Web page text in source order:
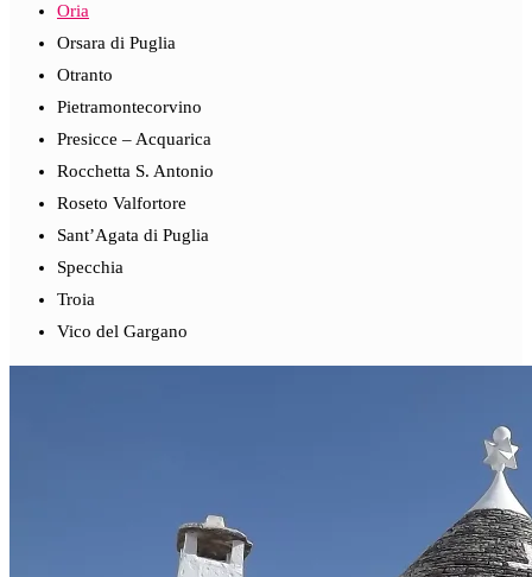
Oria
Orsara di Puglia
Otranto
Pietramontecorvino
Presicce – Acquarica
Rocchetta S. Antonio
Roseto Valfortore
Sant’Agata di Puglia
Specchia
Troia
Vico del Gargano